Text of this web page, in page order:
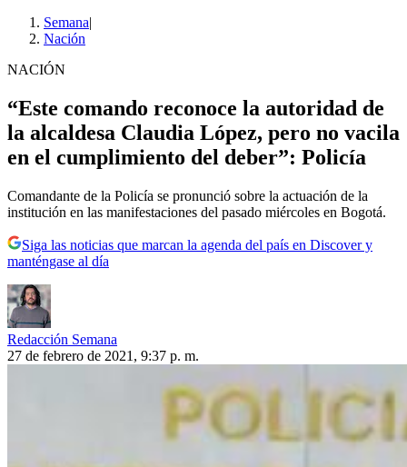
Semana|
Nación
NACIÓN
“Este comando reconoce la autoridad de
la alcaldesa Claudia López, pero no vacila
en el cumplimiento del deber”: Policía
Comandante de la Policía se pronunció sobre la actuación de la
institución en las manifestaciones del pasado miércoles en Bogotá.
Siga las noticias que marcan la agenda del país en Discover y
manténgase al día
Redacción Semana
27 de febrero de 2021, 9:37 p. m.